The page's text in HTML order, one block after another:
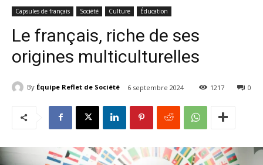
Capsules de français Société Culture Éducation
Le français, riche de ses
origines multiculturelles
By Équipe Reflet de Société 6 septembre 2024 0
1217